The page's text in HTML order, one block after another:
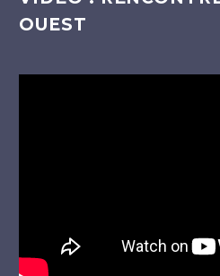
OUEST